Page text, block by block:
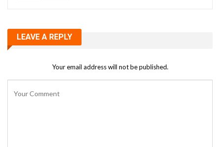
LEAVE A REPLY
Your email address will not be published.